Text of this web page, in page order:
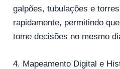
galpões, tubulações e
rapidamente, permitindo
tome decisões no mesmo
4. Mapeamento Digital e